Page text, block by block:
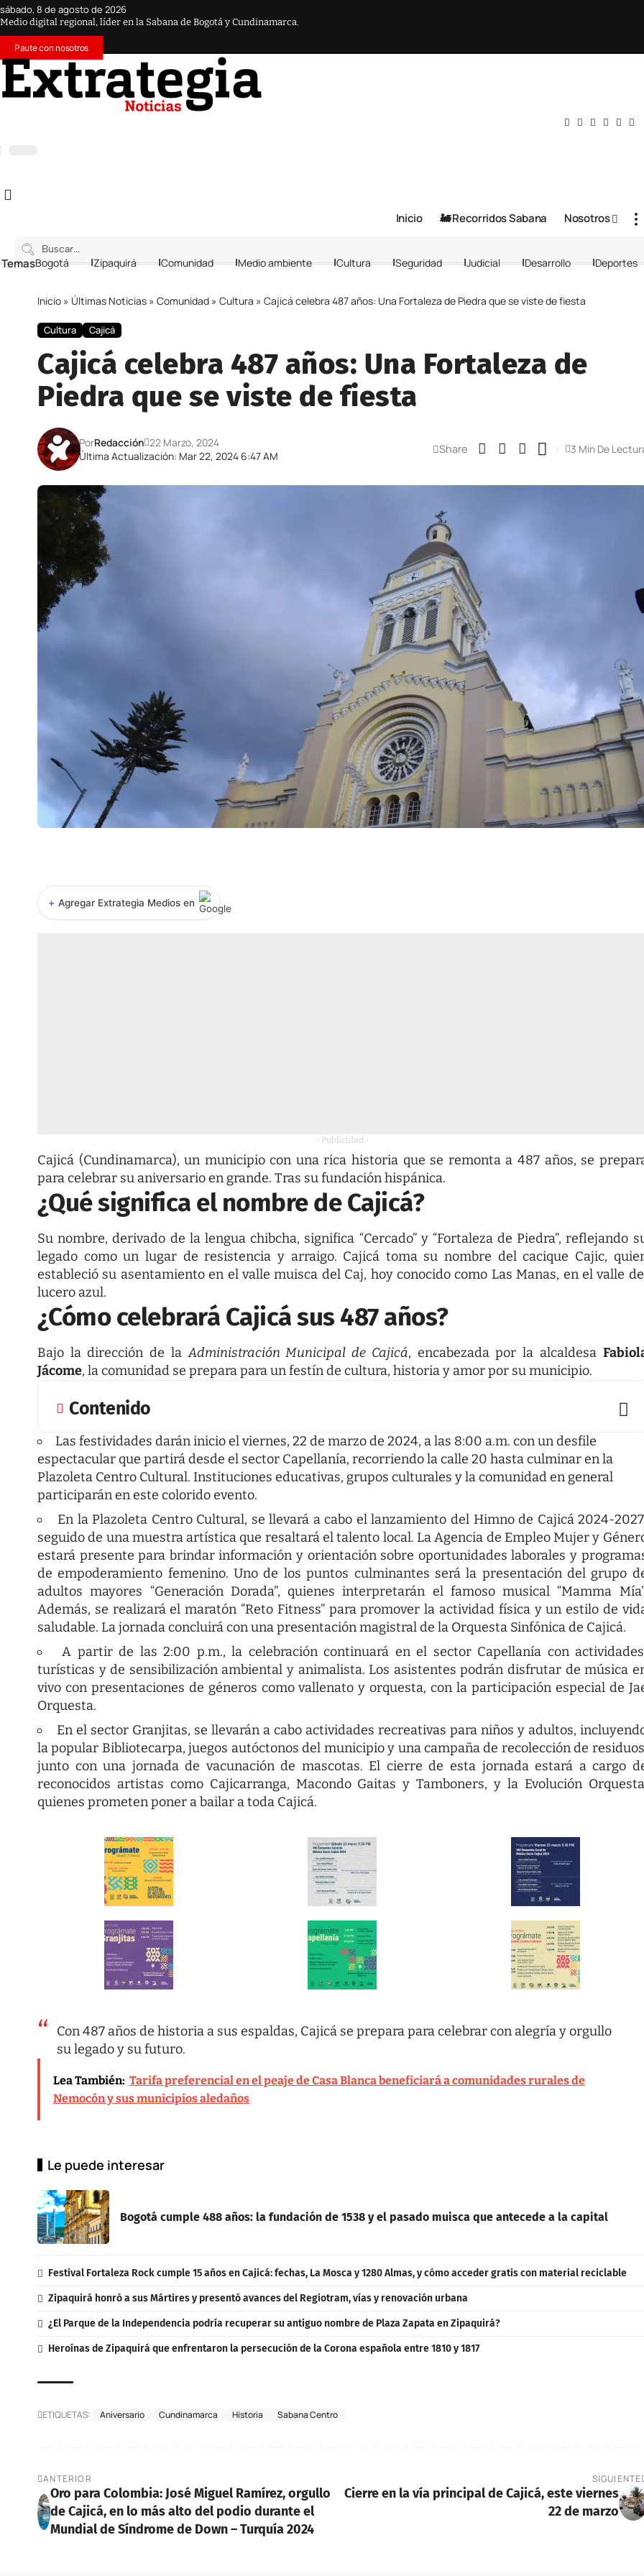
sábado, 8 de agosto de 2026
Medio digital regional, líder en la Sabana de Bogotá y Cundinamarca.
Paute con nosotros
Inicio 🚂 Recorridos Sabana Nosotros
Bogotá Zipaquirá Comunidad Medio ambiente Cultura Seguridad Judicial Desarrollo Deportes
Inicio » Últimas Noticias » Comunidad » Cultura » Cajicá celebra 487 años: Una Fortaleza de Piedra que se viste de fiesta
Cultura Cajicá
Cajicá celebra 487 años: Una Fortaleza de
Piedra que se viste de fiesta
Última Actualización: Mar 22, 2024 6:47 AM
PorRedacción 22 Marzo, 2024 Share 3 Min De
+ Agregar Extrategia Medios en
- Publicidad -
Cajicá (Cundinamarca), un municipio con una rica historia que se remonta a 487 años, se
para celebrar su aniversario en grande. Tras su fundación hispánica.
¿Qué significa el nombre de Cajicá?
Su nombre, derivado de la lengua chibcha, significa “Cercado” y “Fortaleza de Piedra”, reflejando
legado como un lugar de resistencia y arraigo. Cajicá toma su nombre del cacique Cajic,
estableció su asentamiento en el valle muisca del Caj, hoy conocido como Las Manas, en el valle
lucero azul.
¿Cómo celebrará Cajicá sus 487 años?
Bajo la dirección de laAdministración Municipal de Cajicá, encabezada por la alcaldesa
Jácome, la comunidad se prepara para un festín de cultura, historia y amor por su municipio.
Contenido
Las festividades darán inicio el viernes, 22 de marzo de 2024, a las 8:00 a.m. con un desfile
espectacular que partirá desde el sector Capellanía, recorriendo la calle 20 hasta culminar en la
Plazoleta Centro Cultural. Instituciones educativas, grupos culturales y la comunidad en general
participarán en este colorido evento.
En la Plazoleta Centro Cultural, se llevará a cabo el lanzamiento del Himno de Cajicá 2024-
seguido de una muestra artística que resaltará el talento local. La Agencia de Empleo Mujer y
estará presente para brindar información y orientación sobre oportunidades laborales y
de empoderamiento femenino. Uno de los puntos culminantes será la presentación del grupo
adultos mayores “Generación Dorada”, quienes interpretarán el famoso musical “Mamma
Además, se realizará el maratón “Reto Fitness” para promover la actividad física y un estilo de
saludable. La jornada concluirá con una presentación magistral de la Orquesta Sinfónica de Cajicá.
A partir de las 2:00 p.m., la celebración continuará en el sector Capellanía con actividades
turísticas y de sensibilización ambiental y animalista. Los asistentes podrán disfrutar de música
vivo con presentaciones de géneros como vallenato y orquesta, con la participación especial de
Orquesta.
En el sector Granjitas, se llevarán a cabo actividades recreativas para niños y adultos,
la popular Bibliotecarpa, juegos autóctonos del municipio y una campaña de recolección de
junto con una jornada de vacunación de mascotas. El cierre de esta jornada estará a cargo
reconocidos artistas como Cajicarranga, Macondo Gaitas y Tamboners, y la Evolución
quienes prometen poner a bailar a toda Cajicá.
Con 487 años de historia a sus espaldas, Cajicá se prepara para celebrar con alegría y orgullo
su legado y su futuro.
Lea También: Tarifa preferencial en el peaje de Casa Blanca beneficiará a comunidades rurales de
Nemocón y sus municipios aledaños
Le puede interesar
Bogotá cumple 488 años: la fundación de 1538 y el pasado muisca que antecede a la capital
Festival Fortaleza Rock cumple 15 años en Cajicá: fechas, La Mosca y 1280 Almas, y cómo acceder gratis con material reciclable
Zipaquirá honró a sus Mártires y presentó avances del Regiotram, vías y renovación urbana
¿El Parque de la Independencia podría recuperar su antiguo nombre de Plaza Zapata en Zipaquirá?
Heroínas de Zipaquirá que enfrentaron la persecución de la Corona española entre 1810 y 1817
ETIQUETAS: Aniversario Cundinamarca Historia Sabana Centro
ANTERIOR
Oro para Colombia: José Miguel Ramírez, orgullo
de Cajicá, en lo más alto del podio durante el
Mundial de Síndrome de Down – Turquía 2024
SIGUIENTE
Cierre en la vía principal de Cajicá, este viernes
22 de marzo